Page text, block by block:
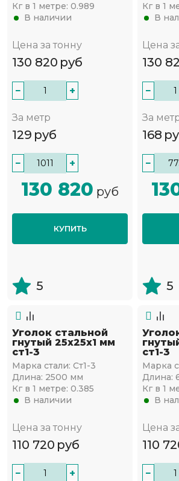
Кг в 1 метре: 0.989
В наличии
Цена за тонну
130 820 руб
− +
За метр
129 руб
− +
130 820 руб
КУПИТЬ
5
Кг в 1
В
Цена
130
−
За
168
−
5
Уголок стальной
гнутый 25х25x1 мм
ст1-3
Марка стали: Ст1-3
Длина: 2500 мм
Кг в 1 метре: 0.385
В наличии
Цена за тонну
110 720 руб
− +
ст1-3
Марка
Длина:
Кг в 1
В
Цена
110
−